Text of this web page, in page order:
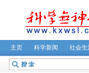
主页 科学新闻 社会生
无神论坛